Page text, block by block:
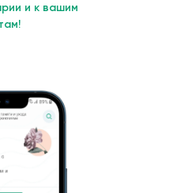
и к вашим